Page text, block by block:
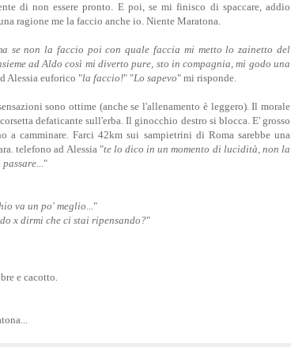
di non essere pronto. E poi, se mi finisco di spaccare, addio
ragione me la faccio anche io. Niente Maratona.
se non la faccio poi con quale faccia mi metto lo zainetto del
ad Aldo così mi diverto pure, sto in compagnia, mi godo una
Alessia euforico "la faccio!" "Lo sapevo" mi risponde.
sono ottime (anche se l'allenamento è leggero). Il morale
defaticante sull'erba. Il ginocchio destro si blocca. E' grosso
a camminare. Farci 42km sui sampietrini di Roma sarebbe una
telefono ad Alessia "te lo dico in un momento di lucidità, non la
"
va un po' meglio..."
x dirmi che ci stai ripensando?"
e cacotto.